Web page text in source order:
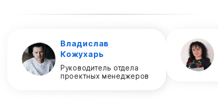
Владислав
Кожухарь
Руководитель отдела
проектных менеджеров